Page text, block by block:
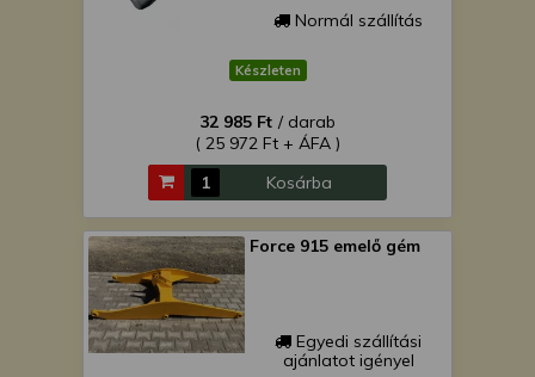
Normál szállítás
Készleten
32 985 Ft / darab
( 25 972 Ft + ÁFA )
Kosárba
Force 915 emelő gém
Egyedi szállítási
ajánlatot igényel